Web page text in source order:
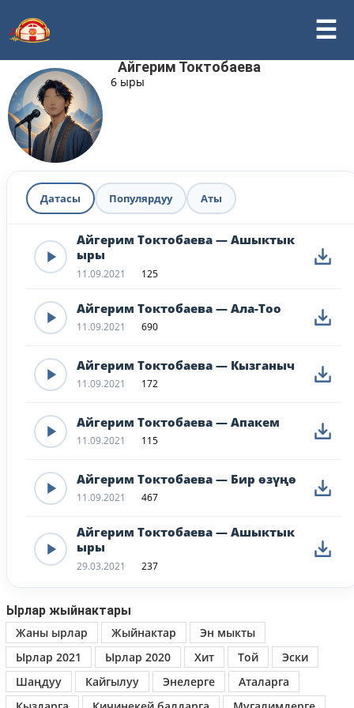
Айгерим Токтобаева
6 ыры
Датасы Популярдуу Аты
Айгерим Токтобаева — Ашыктык
ыры
11.09.2021 125
Айгерим Токтобаева — Ала-Тоо
11.09.2021 690
Айгерим Токтобаева — Кызганыч
11.09.2021 172
Айгерим Токтобаева — Апакем
11.09.2021 115
Айгерим Токтобаева — Бир өзүңө
11.09.2021 467
Айгерим Токтобаева — Ашыктык
ыры
29.03.2021 237
Ырлар жыйнактары
Жаны ырлар
Жыйнактар
Эн мыкты
Ырлар 2021
Ырлар 2020 Хит Той
Эски
Шаңдуу
Кайгылуу Энелерге
Аталарга